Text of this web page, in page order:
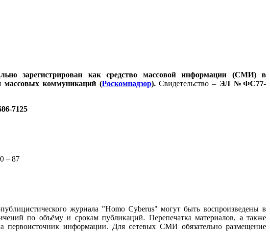
зарегистрирован как средство массовой информации (СМИ) в
массовых коммуникаций (Роскомнадзор).Свидетельство – ЭЛ №ФС77-
7125
– 87
журнала "Homo Cyberus" могут быть воспроизведены в
по объёму и срокам публикаций. Перепечатка материалов, а также
информации. Для сетевых СМИ обязательно размещение